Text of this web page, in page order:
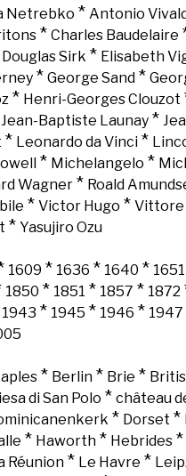
Netrebko * Antonio
* Charles Baudelaire
Douglas Sirk * Elisabeth
* George Sand*
* Henri-Georges Clouzot
Jean-Baptiste Launay *
* Leonardo da Vinci *
* Michelangelo *
Wagner * Roald
* Victor Hugo * Vittore
* Yasujiro Ozu
1609 * 1636 * 1640 * 1651
1850 * 1851 * 1857 * 1872
1943 * 1945 * 1946 * 1947
* Berlin* Brie *
di San Polo * château
* Dorset *
* Haworth * Hebrides *
Réunion* Le Havre *